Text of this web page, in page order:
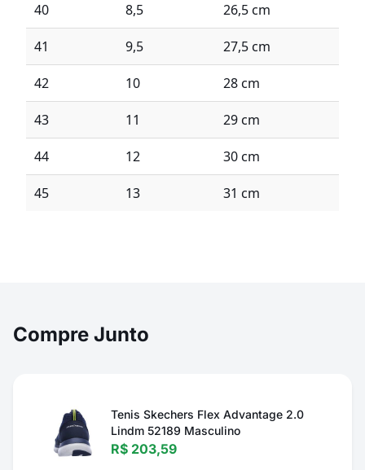
40 8,5 26,5 cm
41 9,5 27,5 cm
42 10 28 cm
43 11 29 cm
44 12 30 cm
45 13 31 cm
Compre Junto
Tenis Skechers Flex Advantage 2.0
Lindm 52189 Masculino
R$ 203,59